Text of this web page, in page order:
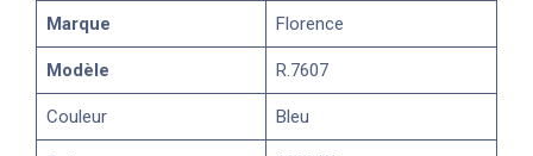
Marque Florence
Modèle R.7607
Couleur Bleu